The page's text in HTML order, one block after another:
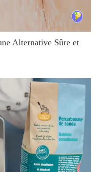
Alternative Sûre et